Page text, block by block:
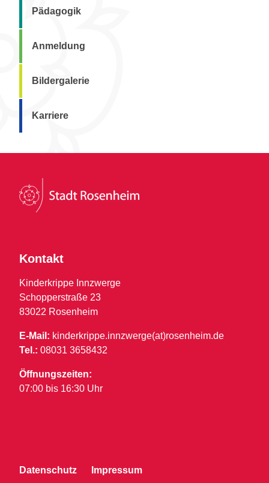
Pädagogik
Anmeldung
Bildergalerie
Karriere
Kontakt
Kinderkrippe Innzwerge
Schopperstraße 23
83022 Rosenheim
E-Mail: kinderkrippe.innzwerge(at)rosenheim.de
Tel.: 08031 3658432
Öffnungszeiten:
07:00 bis 16:30 Uhr
Datenschutz Impressum